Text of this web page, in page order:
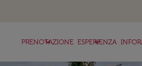
PRENOTAZIONE
keyboard_arrow_down ESPERIENZA
keyboard_arrow_down